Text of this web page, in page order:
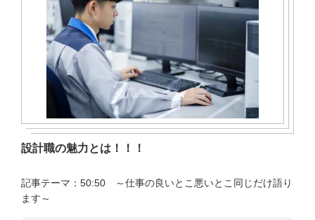
設計職の魅力とは！！！
記事テーマ：50:50 ～仕事の良いとこ悪いとこ同じだけ語り
ます～